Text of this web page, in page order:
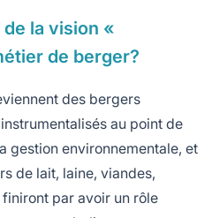
la vision «
de berger?
des bergers
au point de
gestion environnementale, et
de lait, laine, viandes,
par avoir un rôle